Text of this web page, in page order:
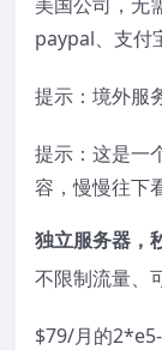
paypal、支付
提示：境外服
提示：这是一
容，慢慢往下
独立服务器，
不限制流量、
$79/月的